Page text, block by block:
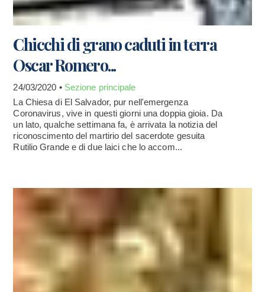
Chicchi di grano caduti in terra
Oscar Romero...
24/03/2020 • Sezione principale
La Chiesa di El Salvador, pur nell'emergenza
Coronavirus, vive in questi giorni una doppia gioia. Da
un lato, qualche settimana fa, è arrivata la notizia del
riconoscimento del martirio del sacerdote gesuita
Rutilio Grande e di due laici che lo accom...